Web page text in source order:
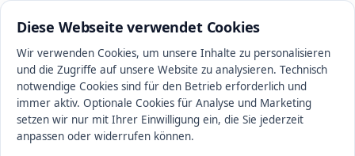
Diese Webseite verwendet Cookies
Wir verwenden Cookies, um unsere Inhalte zu personalisieren
und die Zugriffe auf unsere Website zu analysieren. Technisch
notwendige Cookies sind für den Betrieb erforderlich und
immer aktiv. Optionale Cookies für Analyse und Marketing
setzen wir nur mit Ihrer Einwilligung ein, die Sie jederzeit
anpassen oder widerrufen können.